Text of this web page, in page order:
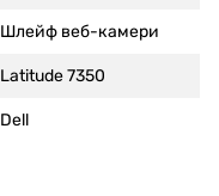
Шлейф веб-камери
Latitude 7350
Dell